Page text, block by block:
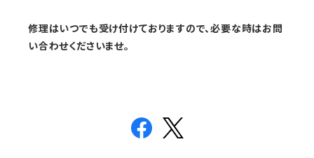
修理はいつでも受け付けておりますので、必要な時はお問
い合わせくださいませ。